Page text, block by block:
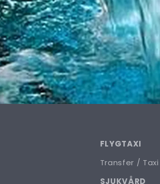
FLYGTAXI
Transfer / Taxi
SJUKVÅRD